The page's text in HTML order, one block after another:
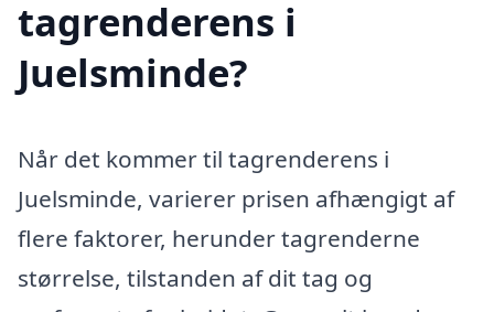
tagrenderens i
Juelsminde?
Når det kommer til tagrenderens i
Juelsminde, varierer prisen afhængigt af
flere faktorer, herunder tagrenderne
størrelse, tilstanden af dit tag og